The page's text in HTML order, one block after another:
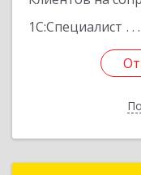
1С:Специалист